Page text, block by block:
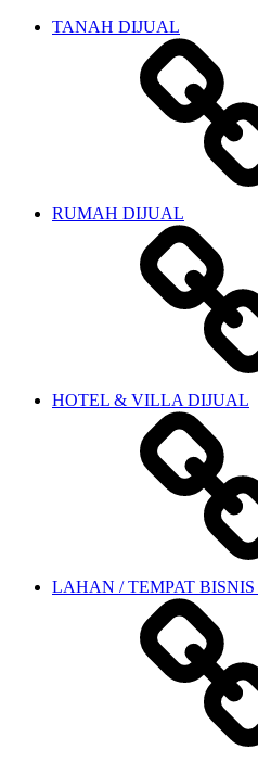
TANAH DIJUAL
RUMAH DIJUAL
HOTEL & VILLA DIJUAL
LAHAN / TEMPAT